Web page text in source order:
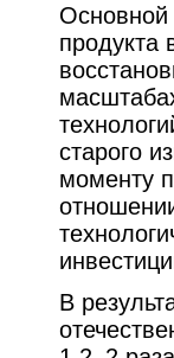
Основной
продукта
старого
моменту
В